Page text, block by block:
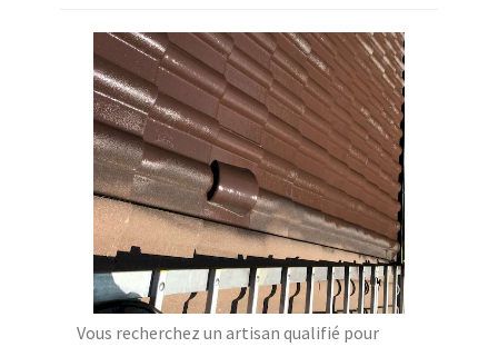
Vous recherchez un artisan qualifié pour